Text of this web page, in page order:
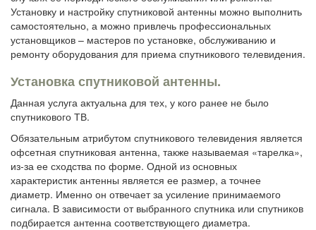
Установку и настройку спутниковой антенны можно выполнить
самостоятельно, а можно привлечь профессиональных
установщиков – мастеров по установке, обслуживанию и
ремонту оборудования для приема спутникового телевидения.
Установка спутниковой антенны.
Данная услуга актуальна для тех, у кого ранее не было
спутникового ТВ.
Обязательным атрибутом спутникового телевидения является
офсетная спутниковая антенна, также называемая «тарелка»,
из-за ее сходства по форме. Одной из основных
характеристик антенны является ее размер, а точнее
диаметр. Именно он отвечает за усиление принимаемого
сигнала. В зависимости от выбранного спутника или спутников
подбирается антенна соответствующего диаметра.